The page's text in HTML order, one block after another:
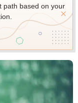
path based on your